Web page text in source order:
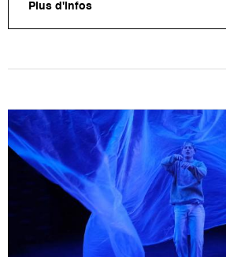
Plus d'infos